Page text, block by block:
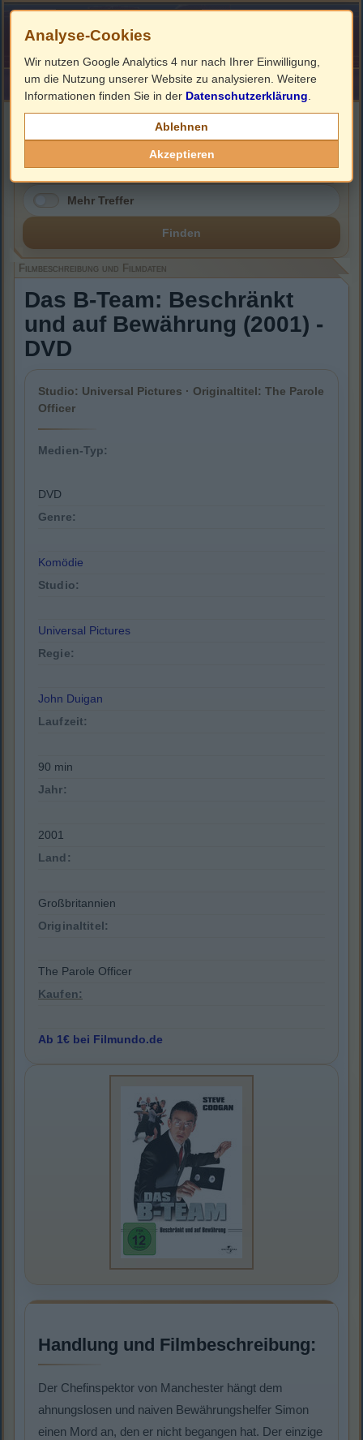
HOME ImpressumLinks
Filmbeschreibung, Cover & DVD Infos
Mehr Treffer
Finden
Filmbeschreibung und Filmdaten
Das B-Team: Beschränkt
und auf Bewährung (2001) -
DVD
Studio: Universal Pictures · Originaltitel: The Parole
Officer
Medien-Typ:
DVD
Genre:
Komödie
Studio:
Universal Pictures
Regie:
John Duigan
Laufzeit:
90 min
Jahr:
2001
Land:
Großbritannien
Originaltitel:
The Parole Officer
Kaufen:
Ab 1€ bei Filmundo.de
Handlung und Filmbeschreibung:
Der Chefinspektor von Manchester hängt dem
ahnungslosen und naiven Bewährungshelfer Simon
einen Mord an, den er nicht begangen hat. Der einzige
Analyse-Cookies
Wir nutzen Google Analytics 4 nur nach Ihrer Einwilligung,
um die Nutzung unserer Website zu analysieren. Weitere
Informationen finden Sie in der Datenschutzerklärung
Ablehnen
Akzeptieren